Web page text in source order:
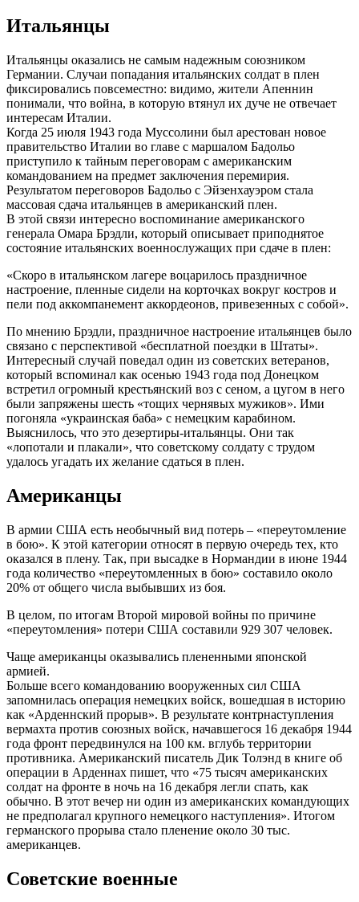
Итальянцы
Итальянцы оказались не самым надежным союзником
Германии. Случаи попадания итальянских солдат в плен
фиксировались повсеместно: видимо, жители Апеннин
понимали, что война, в которую втянул их дуче не отвечает
интересам Италии.
Когда 25 июля 1943 года Муссолини был арестован новое
правительство Италии во главе с маршалом Бадольо
приступило к тайным переговорам с американским
командованием на предмет заключения перемирия.
Результатом переговоров Бадольо с Эйзенхауэром стала
массовая сдача итальянцев в американский плен.
В этой связи интересно воспоминание американского
генерала Омара Брэдли, который описывает приподнятое
состояние итальянских военнослужащих при сдаче в плен:
«Скоро в итальянском лагере воцарилось праздничное
настроение, пленные сидели на корточках вокруг костров и
пели под аккомпанемент аккордеонов, привезенных с собой».
По мнению Брэдли, праздничное настроение итальянцев было
связано с перспективой «бесплатной поездки в Штаты».
Интересный случай поведал один из советских ветеранов,
который вспоминал как осенью 1943 года под Донецком
встретил огромный крестьянский воз с сеном, а цугом в него
были запряжены шесть «тощих чернявых мужиков». Ими
погоняла «украинская баба» с немецким карабином.
Выяснилось, что это дезертиры-итальянцы. Они так
«лопотали и плакали», что советскому солдату с трудом
удалось угадать их желание сдаться в плен.
Американцы
В армии США есть необычный вид потерь – «переутомление
в бою». К этой категории относят в первую очередь тех, кто
оказался в плену. Так, при высадке в Нормандии в июне 1944
года количество «переутомленных в бою» составило около
20% от общего числа выбывших из боя.
В целом, по итогам Второй мировой войны по причине
«переутомления» потери США составили 929 307 человек.
Чаще американцы оказывались плененными японской
армией.
Больше всего командованию вооруженных сил США
запомнилась операция немецких войск, вошедшая в историю
как «Арденнский прорыв». В результате контрнаступления
вермахта против союзных войск, начавшегося 16 декабря 1944
года фронт передвинулся на 100 км. вглубь территории
противника. Американский писатель Дик Толэнд в книге об
операции в Арденнах пишет, что «75 тысяч американских
солдат на фронте в ночь на 16 декабря легли спать, как
обычно. В этот вечер ни один из американских командующих
не предполагал крупного немецкого наступления». Итогом
германского прорыва стало пленение около 30 тыс.
американцев.
Советские военные